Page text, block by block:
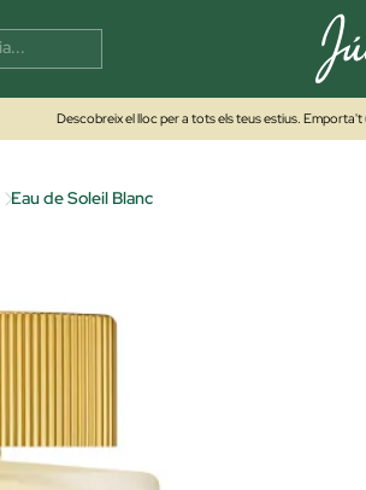
Descobreix el lloc per a tots els teus estius.
Eau de Soleil Blanc